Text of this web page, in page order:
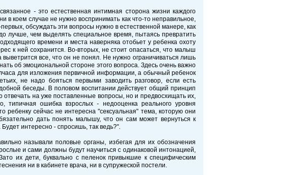
- это естественная интимная сторона жизни каждого
в коем случае не нужно воспринимать как что-то неправильное,
обсуждать эти вопросы нужно в естественной манере, как
лучше, чем выделять специальное время, пытаясь превратить
времени и места наверняка отобьет у ребенка охоту
к ней сохранится. Во-вторых, не стоит опасаться, что малыш
все, что он не понял. Не нужно ограничиваться лишь
об эмоциональной стороне этого вопроса. Здесь очень важно
для изложения первичной информации, а обычный ребенок
не надо бояться первыми заводить разговор, если есть
беседы. В половом воспитании действует общий принцип
на уже поставленные вопросы, но и предвосхищать их,
типичная ошибка взрослых - недооценка реального уровня
сейчас не интересна "сексуальная" тема, которую они
дать понять малышу, что он сам может вернуться к
интересно - спросишь, так ведь?".
называли половые органы, избегая для их обозначения
и сами должны будут научиться с одинаковой интонацией,
их дети, буквально с пеленок привыкшие к специфическим
ни в кабинете врача, ни в супружеской постели.